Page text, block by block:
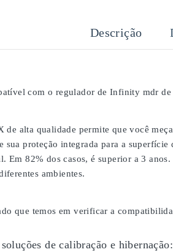
Descrição
com o regulador de Infinity mdr
de alta qualidade permite que você
sua proteção integrada para a
Em 82% dos casos, é superior a 3
ambientes.
que temos em verificar a
de calibração e hibernação: